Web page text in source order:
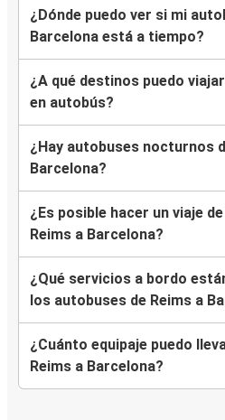
¿Dónde puedo ver si mi
Barcelona está a tiempo?
¿A qué destinos puedo
en autobús?
¿Hay autobuses nocturnos
Barcelona?
¿Es posible hacer un viaje
Reims a Barcelona?
¿Qué servicios a bordo
los autobuses de Reims a
¿Cuánto equipaje puedo
Reims a Barcelona?